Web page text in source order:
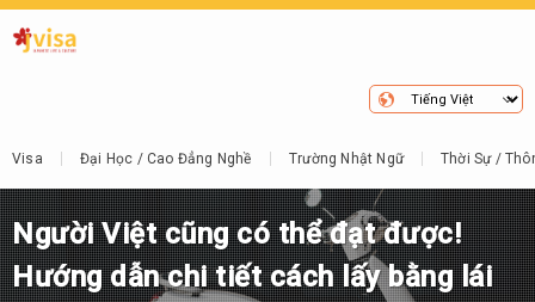
Visa Đại Học / Cao Đẳng Nghề Trường Nhật Ngữ Thời Sự /
Người Việt cũng có thể đạt được!
Hướng dẫn chi tiết cách lấy bằng lái